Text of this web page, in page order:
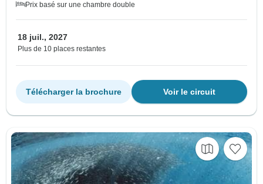
Prix basé sur une chambre double
18 juil., 2027
Plus de 10 places restantes
Voir le circuit
Télécharger la brochure